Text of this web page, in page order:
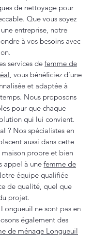
de nettoyage pour
Que vous soyez
entreprise, notre
à vos besoins avec
services de femme de
, vous bénéficiez d’une
et adaptée à
Nous proposons
pour que chaque
qui lui convient.
? Nos spécialistes en
aussi dans cette
maison propre et bien
appel à une femme de
équipe qualifiée
de qualité, quel que
projet.
ne sont pas en
également des
de ménage Longueuil